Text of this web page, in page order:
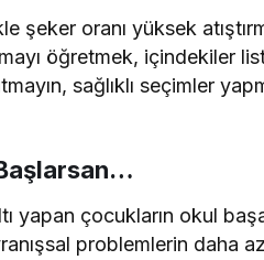
şeker oranı yüksek
öğretmek, içindekiler
sağlıklı seçimler
yapan çocukların okul
problemlerin daha